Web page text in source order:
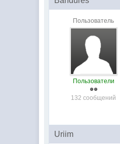
Пользователь
Пользователи
132 сообщений
Uriim